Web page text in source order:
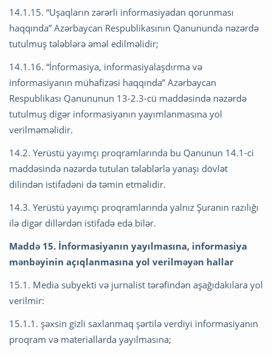
14.1.15. “Uşaqların zərərli informasiyadan qorunması
haqqında” Azərbaycan Respublikasının Qanununda nəzərdə
tutulmuş tələblərə əməl edilməlidir;
14.1.16. “İnformasiya, informasiyalaşdırma və
informasiyanın mühafizəsi haqqında” Azərbaycan
Respublikası Qanununun 13-2.3-cü maddəsində nəzərdə
tutulmuş digər informasiyanın yayımlanmasına yol
verilməməlidir.
14.2. Yerüstü yayımçı proqramlarında bu Qanunun 14.1-ci
maddəsində nəzərdə tutulan tələblərlə yanaşı dövlət
dilindən istifadəni də təmin etməlidir.
14.3. Yerüstü yayımçı proqramlarında yalnız Şuranın razılığı
ilə digər dillərdən istifadə edə bilər.
Maddə 15. İnformasiyanın yayılmasına, informasiya
mənbəyinin açıqlanmasına yol verilməyən hallar
15.1. Media subyekti və jurnalist tərəfindən aşağıdakılara yol
verilmir:
15.1.1. şəxsin gizli saxlanmaq şərtilə verdiyi informasiyanın
proqram və materiallarda yayılmasına;